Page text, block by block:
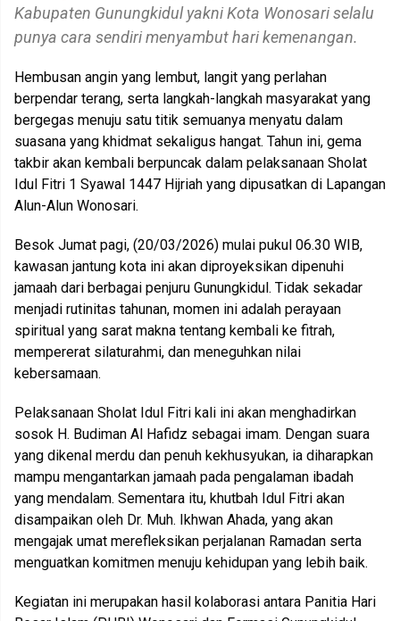
Kabupaten Gunungkidul yakni Kota Wonosari selalu
punya cara sendiri menyambut hari kemenangan.
Hembusan angin yang lembut, langit yang perlahan
berpendar terang, serta langkah-langkah masyarakat yang
bergegas menuju satu titik semuanya menyatu dalam
suasana yang khidmat sekaligus hangat. Tahun ini, gema
takbir akan kembali berpuncak dalam pelaksanaan Sholat
Idul Fitri 1 Syawal 1447 Hijriah yang dipusatkan di Lapangan
Alun-Alun Wonosari.
Besok Jumat pagi, (20/03/2026) mulai pukul 06.30 WIB,
kawasan jantung kota ini akan diproyeksikan dipenuhi
jamaah dari berbagai penjuru Gunungkidul. Tidak sekadar
menjadi rutinitas tahunan, momen ini adalah perayaan
spiritual yang sarat makna tentang kembali ke fitrah,
mempererat silaturahmi, dan meneguhkan nilai
kebersamaan.
Pelaksanaan Sholat Idul Fitri kali ini akan menghadirkan
sosok H. Budiman Al Hafidz sebagai imam. Dengan suara
yang dikenal merdu dan penuh kekhusyukan, ia diharapkan
mampu mengantarkan jamaah pada pengalaman ibadah
yang mendalam. Sementara itu, khutbah Idul Fitri akan
disampaikan oleh Dr. Muh. Ikhwan Ahada, yang akan
mengajak umat merefleksikan perjalanan Ramadan serta
menguatkan komitmen menuju kehidupan yang lebih baik.
Kegiatan ini merupakan hasil kolaborasi antara Panitia Hari